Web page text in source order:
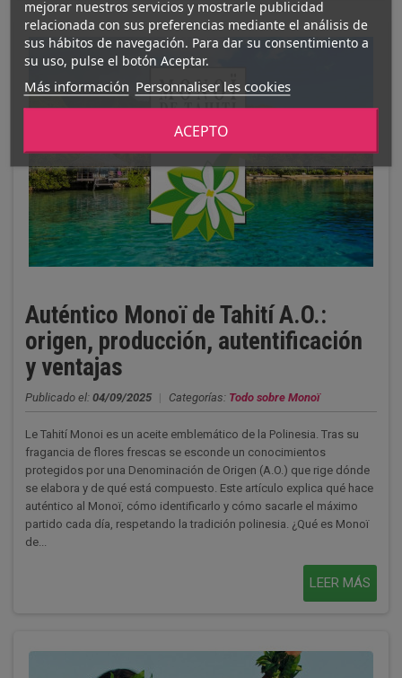
mejorar nuestros servicios y mostrarle publicidad
relacionada con sus preferencias mediante el análisis de
sus hábitos de navegación. Para dar su consentimiento a
su uso, pulse el botón Aceptar.
Más información Personnaliser les cookies
ACEPTO
Auténtico Monoï de Tahití A.O.:
origen, producción, autentificación
y ventajas
Publicado el: 04/09/2025 | Categorías: Todo sobre Monoï
Le Tahití Monoi es un aceite emblemático de la Polinesia. Tras su
fragancia de flores frescas se esconde un conocimientos
protegidos por una Denominación de Origen (A.O.) que rige dónde
se elabora y de qué está compuesto. Este artículo explica qué hace
auténtico al Monoï, cómo identificarlo y cómo sacarle el máximo
partido cada día, respetando la tradición polinesia. ¿Qué es Monoï
de...
LEER MÁS